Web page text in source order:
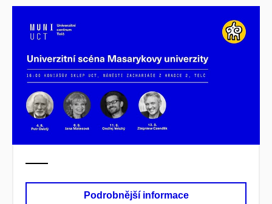
Podrobnější informace